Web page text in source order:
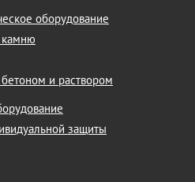
оборудование
камню
и раствором
защиты